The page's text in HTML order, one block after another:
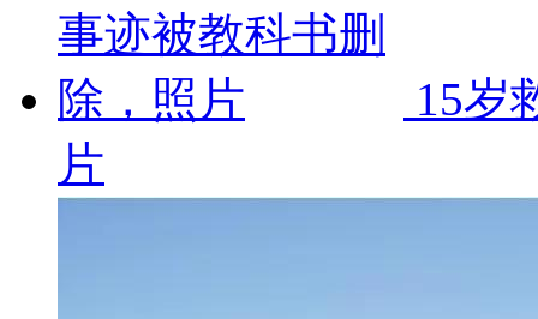
15岁
片